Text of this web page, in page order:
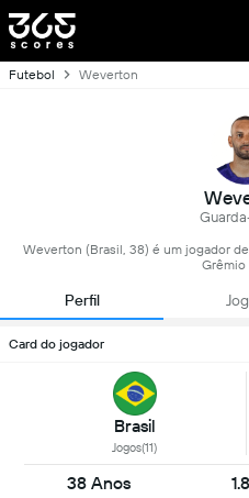
Futebol Weverton
Weverton (Brasil, 38) é um jogador
Grêmio
Perfil
Card do jogador
Brasil
Jogos(11)
38 Anos